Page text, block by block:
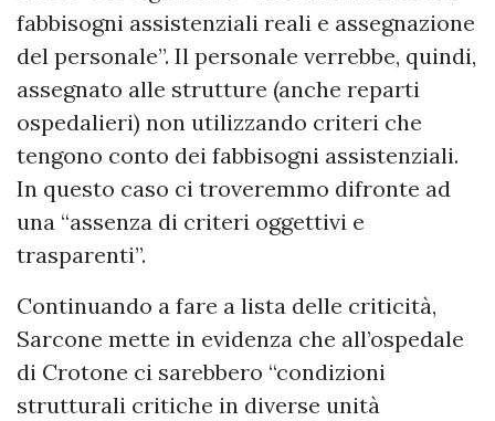
fabbisogni assistenziali reali e assegnazione
del personale”. Il personale verrebbe, quindi,
assegnato alle strutture (anche reparti
ospedalieri) non utilizzando criteri che
tengono conto dei fabbisogni assistenziali.
In questo caso ci troveremmo difronte ad
una “assenza di criteri oggettivi e
trasparenti”.
Continuando a fare a lista delle criticità,
Sarcone mette in evidenza che all’ospedale
di Crotone ci sarebbero “condizioni
strutturali critiche in diverse unità